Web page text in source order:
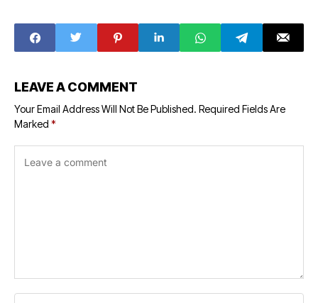
LEAVE A COMMENT
Your Email Address Will Not Be Published. Required Fields Are
Marked *